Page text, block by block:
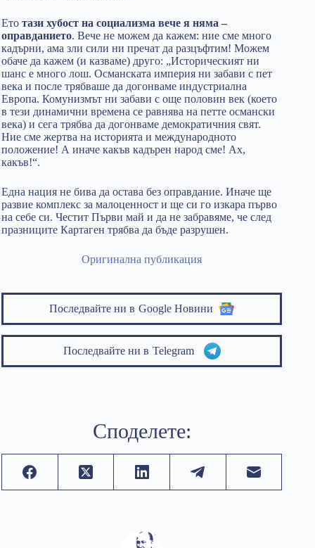
Ето тази хубост на социализма вече я няма –
оправданието. Вече не можем да кажем: ние сме много
кадърни, ама зли сили ни пречат да разцъфтим! Можем
обаче да кажем (и казваме) друго: „Историческият ни
шанс е много лош. Османската империя ни забави с пет
века и после трябваше да догонваме индустриална
Европа. Комунизмът ни забави с още половин век (което
в тези динамични времена се равнява на петте османски
века) и сега трябва да догонваме демократичния свят.
Ние сме жертва на историята и международното
положение! А иначе какъв кадърен народ сме! Ах,
какъв!“.
Една нация не бива да остава без оправдание. Иначе ще
развие комплекс за малоценност и ще си го изкара първо
на себе си. Честит Първи май и да не забравяме, че след
празниците Картаген трябва да бъде разрушен.
Оригинална публикация
Последвайте ни в Google Новини
Последвайте ни в Telegram
Споделете: